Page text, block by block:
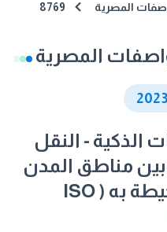
المصرية 8769
المصرية
الذكية - النقل
مناطق المدن
الكبيرة والضواحى المحيطة به ( ISO